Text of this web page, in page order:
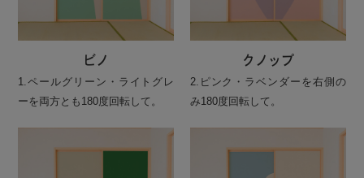
ビノ
1.ペールグリーン・ライトグレ
ーを両方とも180度回転して。
クノップ
2.ピンク・ラベンダーを右側の
み180度回転して。